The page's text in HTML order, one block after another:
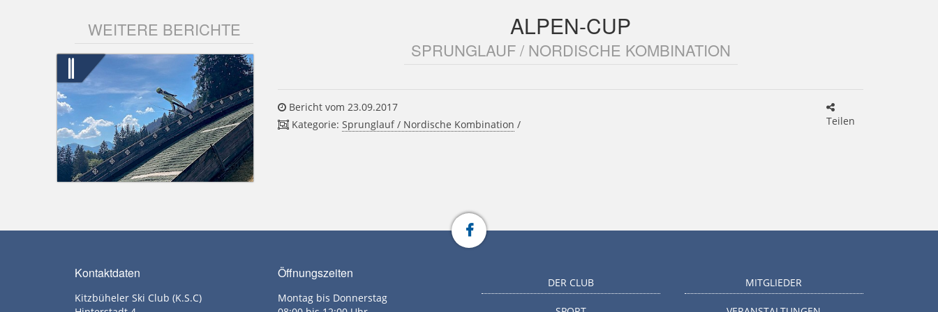
ALPEN-CUP
SPRUNGLAUF / NORDISCHE KOMBINATION
Bericht vom 23.09.2017
Kategorie:Sprunglauf / Nordische Kombination / Teilen
WEITERE BERICHTE
Kontaktdaten
Kitzbüheler Ski Club (K.S.C)
Öffnungszeiten
Montag bis Donnerstag
DER CLUB MITGLIEDER